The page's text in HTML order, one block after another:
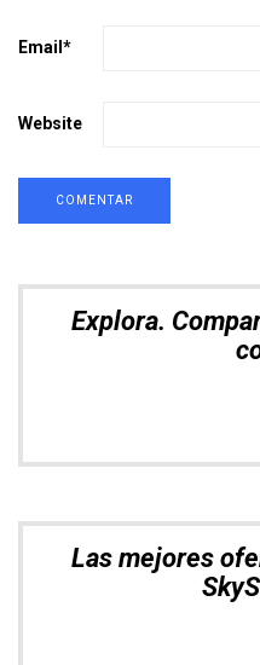
Email *
Website
Explora.
Las mejores